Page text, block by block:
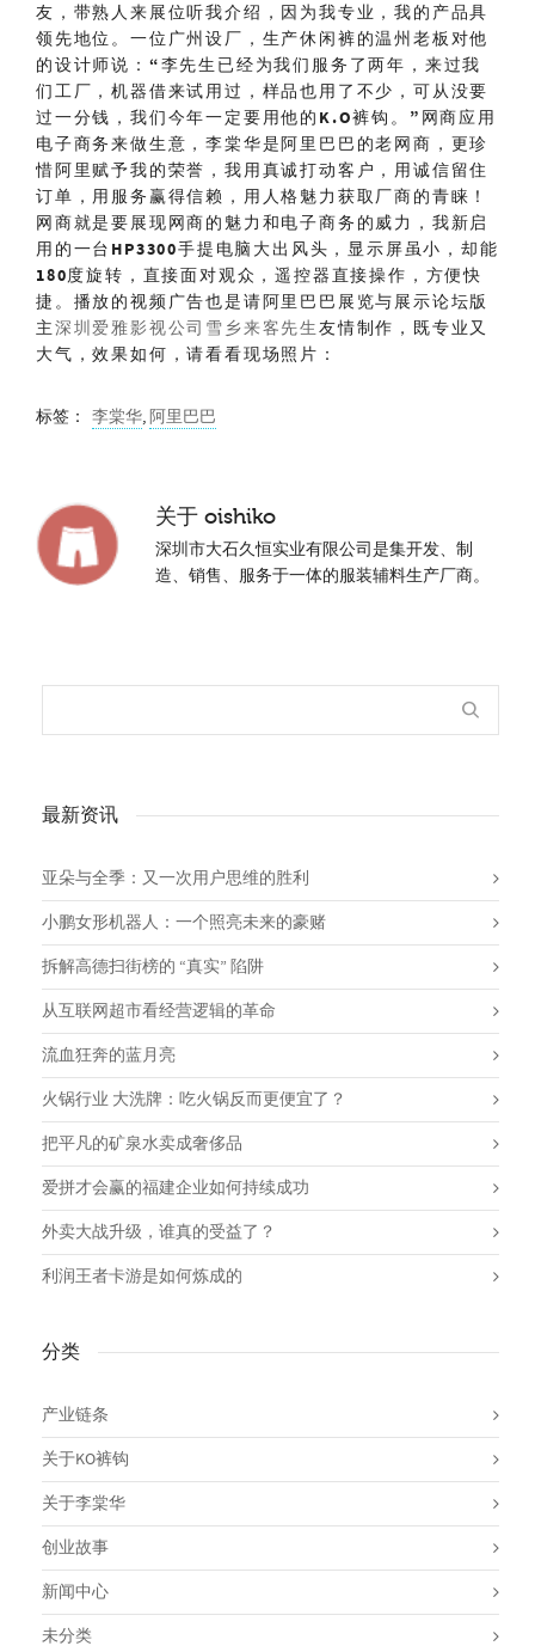
友，带熟人来展位听我介绍，因为我专业，我的产品具
领先地位。一位广州设厂，生产休闲裤的温州老板对他
的设计师说：“李先生已经为我们服务了两年，来过我
们工厂，机器借来试用过，样品也用了不少，可从没要
过一分钱，我们今年一定要用他的K.O裤钩。”网商应用
电子商务来做生意，李棠华是阿里巴巴的老网商，更珍
惜阿里赋予我的荣誉，我用真诚打动客户，用诚信留住
订单，用服务赢得信赖，用人格魅力获取厂商的青睐！
网商就是要展现网商的魅力和电子商务的威力，我新启
用的一台HP3300手提电脑大出风头，显示屏虽小，却能
180度旋转，直接面对观众，遥控器直接操作，方便快
捷。播放的视频广告也是请阿里巴巴展览与展示论坛版
主深圳爱雅影视公司雪乡来客先生友情制作，既专业又
大气，效果如何，请看看现场照片：
标签： 李棠华, 阿里巴巴
关于 oishiko
深圳市大石久恒实业有限公司是集开发、制
造、销售、服务于一体的服装辅料生产厂商。
最新资讯
亚朵与全季：又一次用户思维的胜利
小鹏女形机器人：一个照亮未来的豪赌
拆解高德扫街榜的 “真实” 陷阱
从互联网超市看经营逻辑的革命
流血狂奔的蓝月亮
火锅行业 大洗牌：吃火锅反而更便宜了？
把平凡的矿泉水卖成奢侈品
爱拼才会赢的福建企业如何持续成功
外卖大战升级，谁真的受益了？
利润王者卡游是如何炼成的
分类
产业链条
关于KO裤钩
关于李棠华
创业故事
新闻中心
未分类